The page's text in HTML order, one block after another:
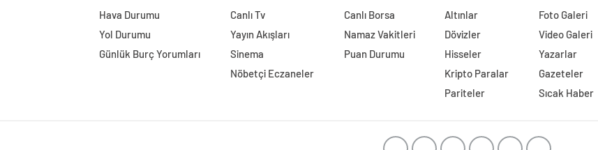
Hava Durumu
Yol Durumu
Günlük Burç Yorumları
Canlı Tv
Yayın Akışları
Sinema
Nöbetçi Eczaneler
Canlı Borsa
Namaz Vakitleri
Puan Durumu
Altınlar
Dövizler
Hisseler
Kripto Paralar
Pariteler
Foto Galeri
Video Galeri
Yazarlar
Gazeteler
Sıcak Haber